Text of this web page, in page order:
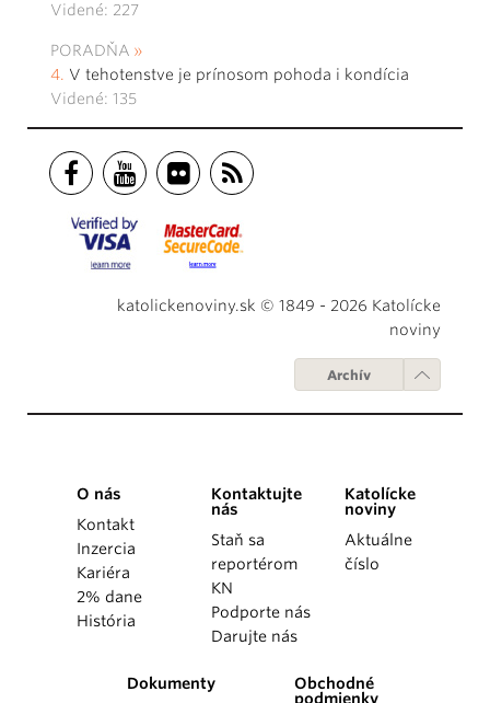
Videné: 227
PORADŇA
V tehotenstve je prínosom pohoda i kondícia
Videné: 135
katolickenoviny.sk © 1849 - 2026 Katolícke
noviny
Archív
O nás
Kontakt
Inzercia
Kariéra
2% dane
História
Kontaktujte
nás
Staň sa
reportérom
KN
Podporte nás
Darujte nás
Katolícke
noviny
Aktuálne
číslo
Dokumenty
Obchodné
podmienky